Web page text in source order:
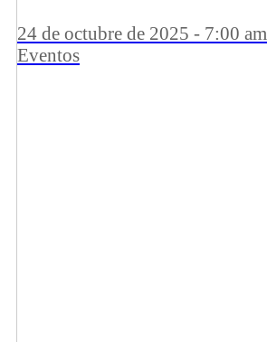
24 de octubre de 2025 - 7:00 am
Eventos